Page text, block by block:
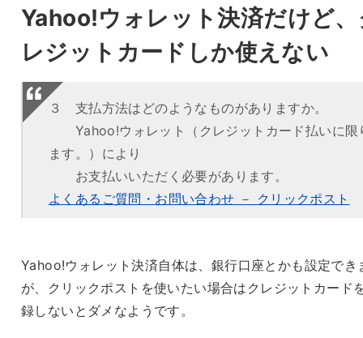
Yahoo!ウォレット決済だけど
レジットカードしか使えない
３ 支払方法はどのようなものがありますか。
Yahoo!ウォレット（クレジットカード払いに限
ます。）により
お支払いいただく必要があります。
よくあるご質問・お問い合わせ － クリックポスト
Yahoo!ウォレット決済自体は、銀行口座とかも設定でき
が、クリックポストを使いたい場合はクレジットカード
録しないとダメなようです。